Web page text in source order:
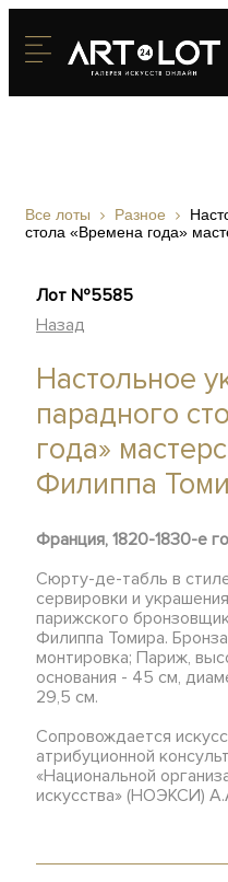
Все лоты Разное
стола «Времена года»
Лот №5585
Назад
Настольное
парадного
года»
Филиппа
Франция, 1820-1830-е
Сюрту-де-табль в
сервировки и
парижского
Филиппа Томира.
монтировка; Париж,
основания - 45 см,
29,5 см.
Сопровождается
атрибуционной
«Национальной
искусства» (НОЭКСИ)